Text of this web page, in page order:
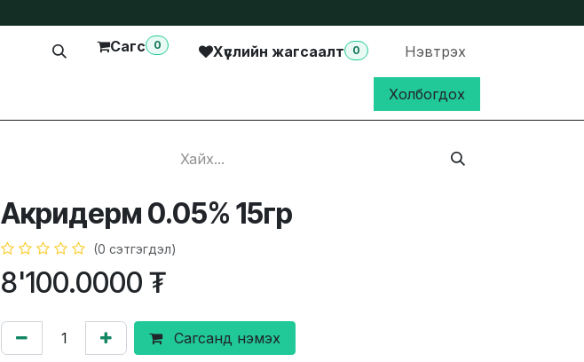
Сагс 0 Хүслийн жагсаалт 0 Нэвтрэх
Холбогдох
Акридерм 0.05% 15гр
(0 сэтгэгдэл)
8'100.0000 ₮
Сагсанд нэмэх